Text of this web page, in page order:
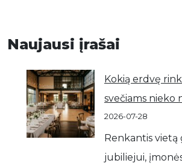
Naujausi įrašai
Kokią erdvę
svečiams
2026-07-28
Renkantis vietą
jubiliejui,